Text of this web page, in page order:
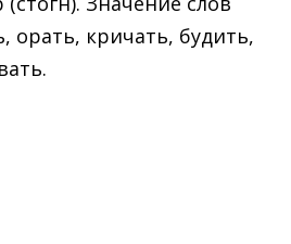
орать, кричать, будить,